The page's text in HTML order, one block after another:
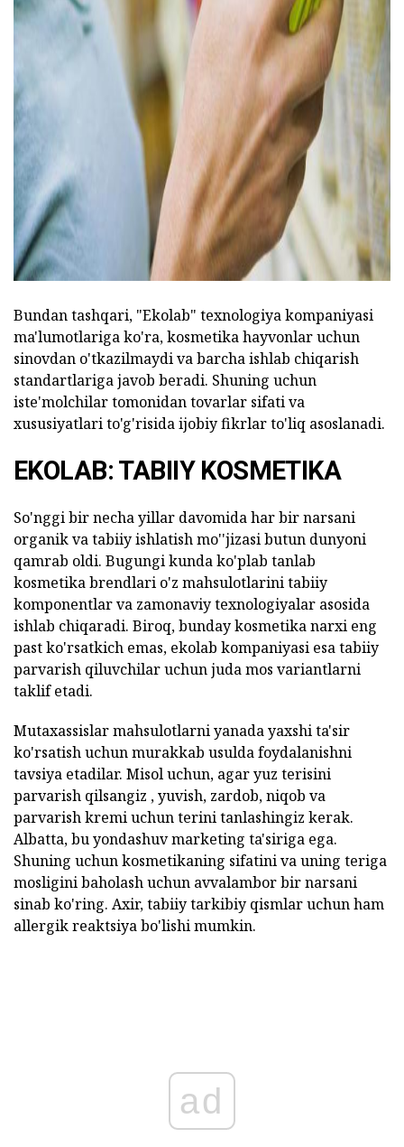
Bundan tashqari, "Ekolab" texnologiya kompaniyasi
ma'lumotlariga ko'ra, kosmetika hayvonlar uchun
sinovdan o'tkazilmaydi va barcha ishlab chiqarish
standartlariga javob beradi. Shuning uchun
iste'molchilar tomonidan tovarlar sifati va
xususiyatlari to'g'risida ijobiy fikrlar to'liq asoslanadi.
EKOLAB: TABIIY KOSMETIKA
So'nggi bir necha yillar davomida har bir narsani
organik va tabiiy ishlatish mo''jizasi butun dunyoni
qamrab oldi. Bugungi kunda ko'plab tanlab
kosmetika brendlari o'z mahsulotlarini tabiiy
komponentlar va zamonaviy texnologiyalar asosida
ishlab chiqaradi. Biroq, bunday kosmetika narxi eng
past ko'rsatkich emas, ekolab kompaniyasi esa tabiiy
parvarish qiluvchilar uchun juda mos variantlarni
taklif etadi.
Mutaxassislar mahsulotlarni yanada yaxshi ta'sir
ko'rsatish uchun murakkab usulda foydalanishni
tavsiya etadilar. Misol uchun, agar yuz terisini
parvarish qilsangiz , yuvish, zardob, niqob va
parvarish kremi uchun terini tanlashingiz kerak.
Albatta, bu yondashuv marketing ta'siriga ega.
Shuning uchun kosmetikaning sifatini va uning teriga
mosligini baholash uchun avvalambor bir narsani
sinab ko'ring. Axir, tabiiy tarkibiy qismlar uchun ham
allergik reaktsiya bo'lishi mumkin.
ad